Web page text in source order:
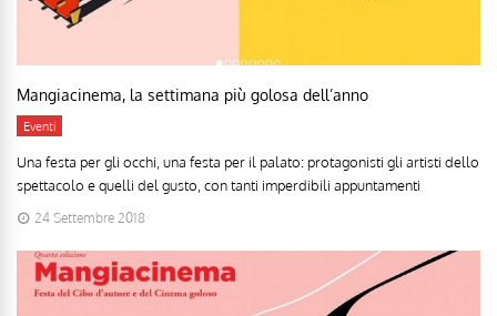
Mangiacinema, la settimana più golosa dell’anno
Eventi
Una festa per gli occhi, una festa per il palato: protagonisti gli artisti dello
spettacolo e quelli del gusto, con tanti imperdibili appuntamenti
24 Settembre 2018